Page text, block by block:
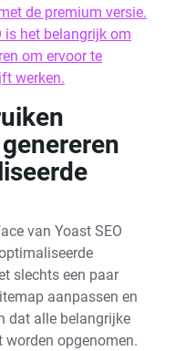
de premium versie.
is het belangrijk om
om ervoor te
werken.
van Yoast SEO
slechts een paar
aanpassen en
dat alle belangrijke
worden opgenomen.